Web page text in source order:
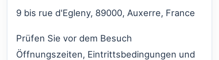
9 bis rue d'Egleny, 89000, Auxerre, France
Prüfen Sie vor dem Besuch
Öffnungszeiten, Eintrittsbedingungen und